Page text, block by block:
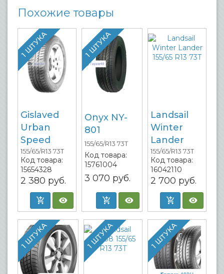
Похожие товары
1 ШТУКА
Gislaved
Urban
Speed
155/65/R13 73T
Код товара:
15654328
2 380 руб.
1 ШТУКА
Onyx NY-
801
155/65/R13 73T
Код товара:
15761004
3 070 руб.
Landsail
Winter
Lander
155/65/R13 73T
Код товара:
16042110
2 700 руб.
1 ШТУКА 1 ШТУКА 1 ШТУКА